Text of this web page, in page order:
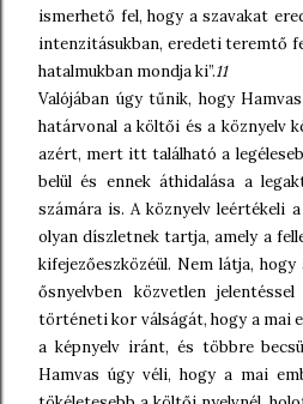
ismerhető fel, hogy a szavakat
intenzitásukban, eredeti teremtő
hatalmukban mondja ki”.11
Valójában úgy tűnik, hogy
határvonal a költői és a köznyelv
azért, mert itt található a
belül és ennek áthidalása a
számára is. A köznyelv leértékeli
olyan díszletnek tartja, amely a
kifejezőeszközéül. Nem látja,
ősnyelvben közvetlen
történeti kor válságát, hogy a mai
a képnyelv iránt, és többre
Hamvas úgy véli, hogy a mai